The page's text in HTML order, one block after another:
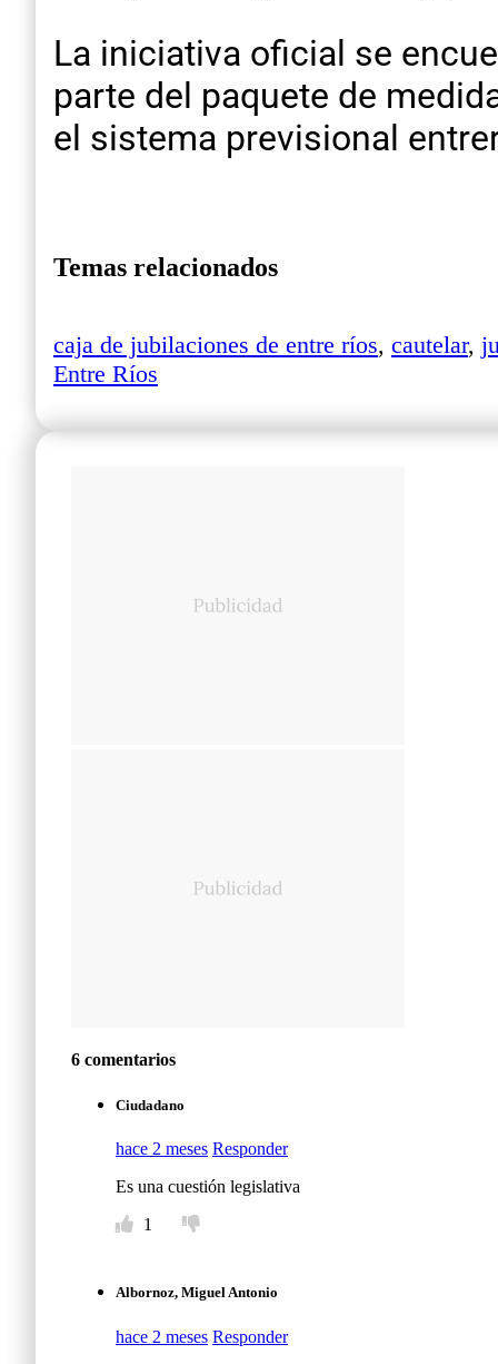
La iniciativa oficial se
parte del paquete de
el sistema previsional
Temas relacionados
caja de jubilaciones de entre ríos, cautelar,
Entre Ríos
6 comentarios
Ciudadano
hace 2 meses Responder
Es una cuestión legislativa
1
Albornoz, Miguel Antonio
hace 2 meses Responder